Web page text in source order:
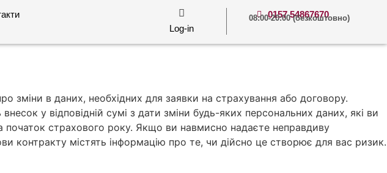
Log-in
0157 54867670
08:00-20:00 (безкоштовно)
зміни в даних, необхідних для заявки на страхування або договору.
у відповідній сумі з дати зміни будь-яких персональних даних, які ви
початок страхового року. Якщо ви навмисно надаєте неправдиву
контракту містять інформацію про те, чи дійсно це створює для вас ризик.